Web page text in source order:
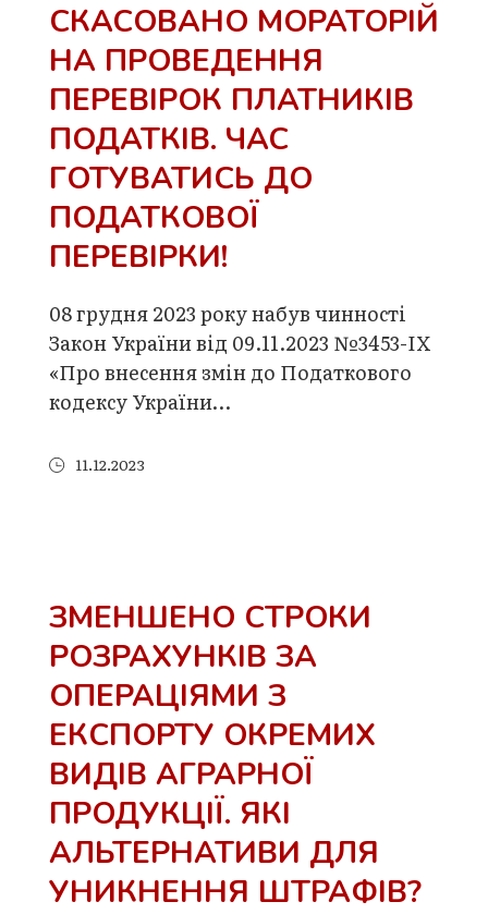
СКАСОВАНО МОРАТОРІЙ
НА ПРОВЕДЕННЯ
ПЕРЕВІРОК ПЛАТНИКІВ
ПОДАТКІВ. ЧАС
ГОТУВАТИСЬ ДО
ПОДАТКОВОЇ
ПЕРЕВІРКИ!
08 грудня 2023 року набув чинності
Закон України від 09.11.2023 №3453-ІХ
«Про внесення змін до Податкового
кодексу України…
11.12.2023
ЗМЕНШЕНО СТРОКИ
РОЗРАХУНКІВ ЗА
ОПЕРАЦІЯМИ З
ЕКСПОРТУ ОКРЕМИХ
ВИДІВ АГРАРНОЇ
ПРОДУКЦІЇ. ЯКІ
АЛЬТЕРНАТИВИ ДЛЯ
УНИКНЕННЯ ШТРАФІВ?